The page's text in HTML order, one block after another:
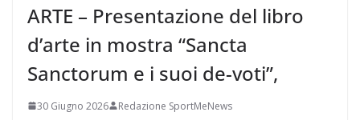
ARTE – Presentazione del libro
d’arte in mostra “Sancta
Sanctorum e i suoi de-voti”,
30 Giugno 2026 Redazione SportMeNews